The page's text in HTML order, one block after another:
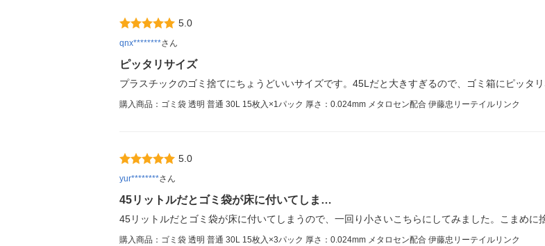
5.0
qnx********さん
ピッタリサイズ
プラスチックのゴミ捨てにちょうどいいサイズです。45Lだと大きすぎるので、ゴミ箱にピッタ
購入商品：ゴミ袋 透明 普通 30L 15枚入×1パック 厚さ：0.024mm メタロセン配合 伊藤忠リーテイルリンク
5.0
yur********さん
45リットルだとゴミ袋が床に付いてしま…
45リットルだとゴミ袋が床に付いてしまうので、一回り小さいこちらにしてみました。こまめに
購入商品：ゴミ袋 透明 普通 30L 15枚入×3パック 厚さ：0.024mm メタロセン配合 伊藤忠リーテイルリンク